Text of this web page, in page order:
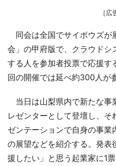
［広
同会は全国でサイボウズが
会」の甲府版で、クラウドシ
する人を参加者投票で応援
回の開催では延べ約300人が
当日は山梨県内で新たな事
レゼンターとして登壇し、
ゼンテーションで自身の事
の展望などを紹介する。発
援したい」と思う起業家に1